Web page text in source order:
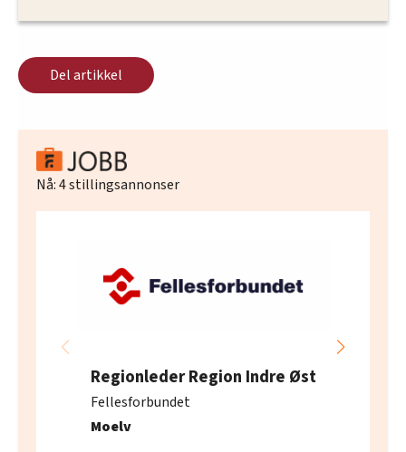
Del artikkel
Nå:4stillingsannonser
Regionleder Region Indre Øst
Fellesforbundet
Moelv